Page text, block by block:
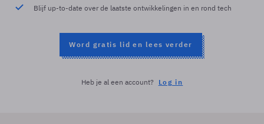
Blijf up-to-date over de laatste ontwikkelingen in en rond tech
Word gratis lid en lees verder
Heb je al een account? Log in